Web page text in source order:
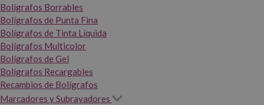
Bolígrafos Borrables
Bolígrafos de Punta Fina
Bolígrafos de Tinta Líquida
Bolígrafos Multicolor
Bolígrafos de Gel
Bolígrafos Recargables
Recambios de Bolígrafos
Marcadores y Subrayadores